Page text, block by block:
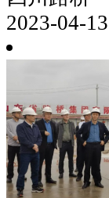
2023-04-13